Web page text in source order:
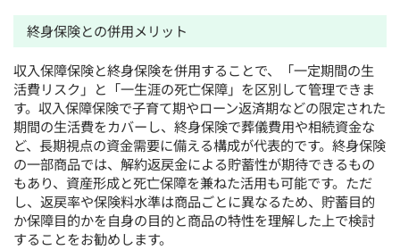
終身保険との併用メリット
収入保障保険と終身保険を併用することで、「一定期間の生
活費リスク」と「一生涯の死亡保障」を区別して管理できま
す。収入保障保険で子育て期やローン返済期などの限定された
期間の生活費をカバーし、終身保険で葬儀費用や相続資金な
ど、長期視点の資金需要に備える構成が代表的です。終身保険
の一部商品では、解約返戻金による貯蓄性が期待できるもの
もあり、資産形成と死亡保障を兼ねた活用も可能です。ただ
し、返戻率や保険料水準は商品ごとに異なるため、貯蓄目的
か保障目的かを自身の目的と商品の特性を理解した上で検討
することをお勧めします。